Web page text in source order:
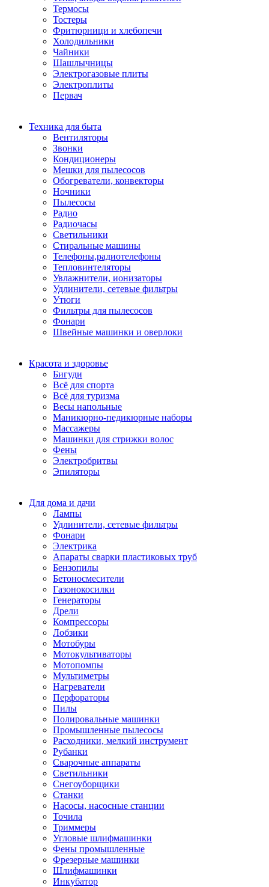
Термосы
Тостеры
Фритюрници и хлебопечи
Холодильники
Чайники
Шашлычницы
Электрогазовые плиты
Электроплиты
Первач
Техника для быта
Вентиляторы
Звонки
Кондиционеры
Мешки для пылесосов
Обогреватели, конвекторы
Ночники
Пылесосы
Радио
Радиочасы
Светильники
Стиральные машины
Телефоны,радиотелефоны
Тепловинтеляторы
Увлажнители, ионизаторы
Удлинители, сетевые фильтры
Утюги
Фильтры для пылесосов
Фонари
Швейные машинки и оверлоки
Красота и здоровье
Бигуди
Всё для спорта
Всё для туризма
Весы напольные
Маникюрно-педикюрные наборы
Массажеры
Машинки для стрижки волос
Фены
Электробритвы
Эпиляторы
Для дома и дачи
Лампы
Удлинители, сетевые фильтры
Фонари
Электрика
Апараты сварки пластиковых труб
Бензопилы
Бетоносмесители
Газонокосилки
Генераторы
Дрели
Компрессоры
Лобзики
Мотобуры
Мотокультиваторы
Мотопомпы
Мультиметры
Нагреватели
Перфораторы
Пилы
Полировальные машинки
Промышленные пылесосы
Расходники, мелкий инструмент
Рубанки
Сварочные аппараты
Светильники
Снегоуборщики
Станки
Насосы, насосные станции
Точила
Триммеры
Угловые шлифмашинки
Фены промышленные
Фрезерные машинки
Шлифмашинки
Инкубатор